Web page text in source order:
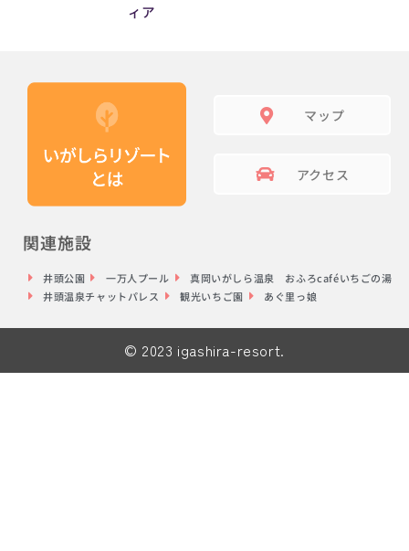
ィア
マップ
アクセス
関連施設
井頭公園 一万人プール
真岡いがしら温泉 おふろcaféいちごの湯
井頭温泉チャットパレス
観光いちご園 あぐ里っ娘
© 2023 igashira-resort.